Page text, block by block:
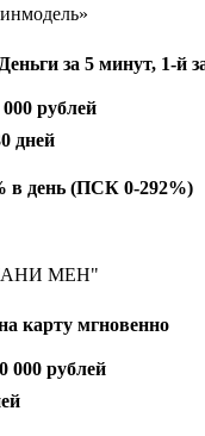
за 5 минут, 1-й
рублей
дней
в день (ПСК 0-292%)
МЕН"
карту мгновенно
000 рублей